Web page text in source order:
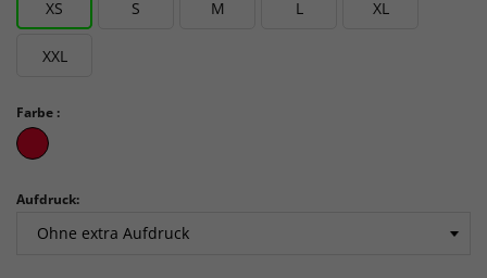
XS S M L XL
XXL
Farbe :
Bright
Red3
Aufdruck: